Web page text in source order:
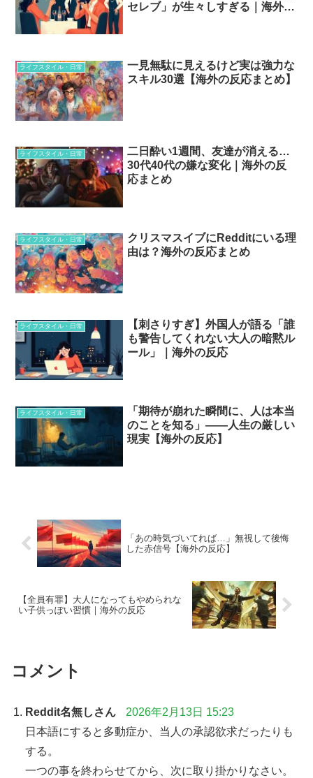
セレブ」が生々しすぎる｜海外の
ライフスタイル・日常
一見無駄に見えるけど実は強力な
スキル30選【海外の反応まとめ】
ライフスタイル・日常
二日酔い1週間、友達が消える…
30代40代の嫌な変化｜海外の反
応まとめ
ライフスタイル・日常
クリスマスイブにRedditにいる理
由は？海外の反応まとめ
ライフスタイル・日常
【刺さりすぎ】外国人が語る「誰
も警告してくれない大人の暗黙ル
ール」｜海外の反応
ライフスタイル・日常
「期待が崩れた瞬間に、人は本当
のことを知る」——人生の厳しい
現実【海外の反応】
「あの時気づいてれば…」無視して後悔
した赤信号【海外の反応】
【全員有罪】大人になってもやめられな
い子供っぽい習慣｜海外の反応
コメント
Reddit名無しさん
2026年2月13日 15:23
日本語にすると多動症か、当人の承認欲求だったりも
する。
一つの事を終わらせてから、次に取り掛かりなさい。